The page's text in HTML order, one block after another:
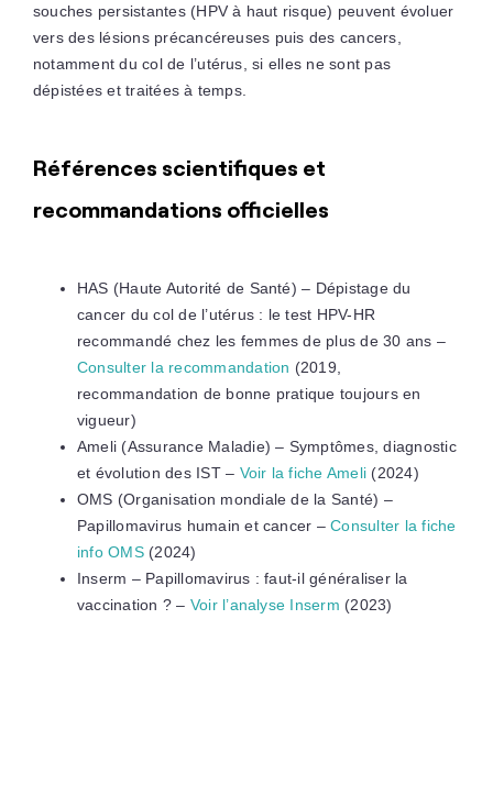
souches persistantes (HPV à haut risque) peuvent évoluer
vers des lésions précancéreuses puis des cancers,
notamment du col de l’utérus, si elles ne sont pas
dépistées et traitées à temps.
Références scientifiques et
recommandations officielles
HAS (Haute Autorité de Santé) – Dépistage du
cancer du col de l’utérus : le test HPV-HR
recommandé chez les femmes de plus de 30 ans –
Consulter la recommandation (2019,
recommandation de bonne pratique toujours en
vigueur)
Ameli (Assurance Maladie) – Symptômes, diagnostic
et évolution des IST – Voir la fiche Ameli (2024)
OMS (Organisation mondiale de la Santé) –
Papillomavirus humain et cancer –Consulter la fiche
info OMS(2024)
Inserm – Papillomavirus : faut-il généraliser la
vaccination ? – Voir l’analyse Inserm (2023)